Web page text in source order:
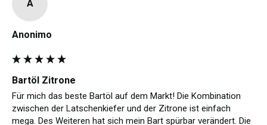
A
Anonimo
Bartöl Zitrone
Für mich das beste Bartöl auf dem Markt! Die Kombination
zwischen der Latschenkiefer und der Zitrone ist einfach
mega. Des Weiteren hat sich mein Bart spürbar verändert. Die